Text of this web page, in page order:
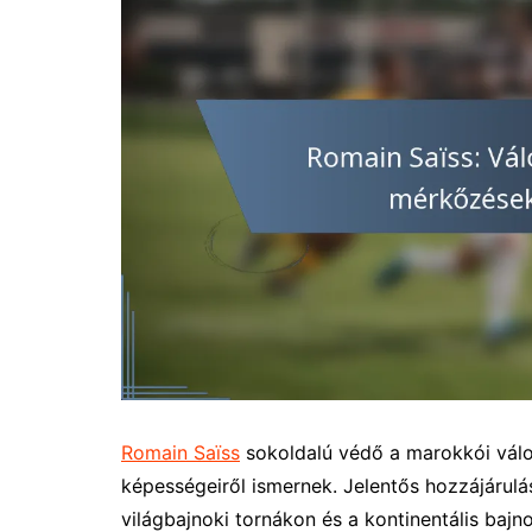
Romain Saïss sokoldalú védő a marokkói
képességeiről ismernek. Jelentős
világbajnoki tornákon és a kontinentális